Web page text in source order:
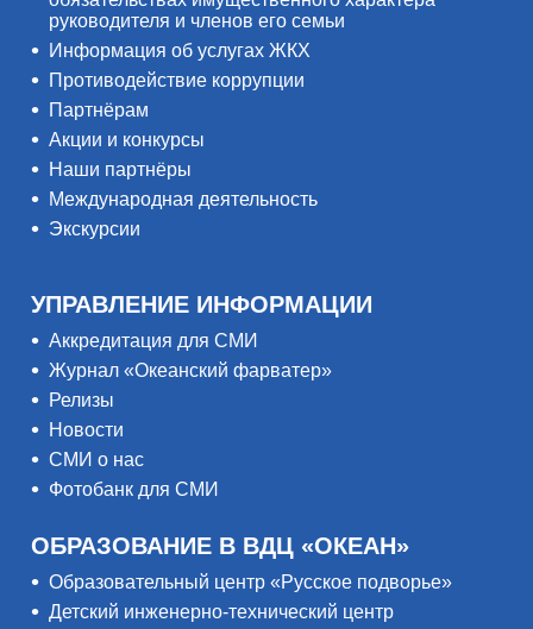
руководителя и членов его семьи
Информация об услугах ЖКХ
Противодействие коррупции
Партнёрам
Акции и конкурсы
Наши партнёры
Международная деятельность
Экскурсии
УПРАВЛЕНИЕ ИНФОРМАЦИИ
Аккредитация для СМИ
Журнал «Океанский фарватер»
Релизы
Новости
СМИ о нас
Фотобанк для СМИ
ОБРАЗОВАНИЕ В ВДЦ «ОКЕАН»
Образовательный центр «Русское подворье»
Детский инженерно-технический центр